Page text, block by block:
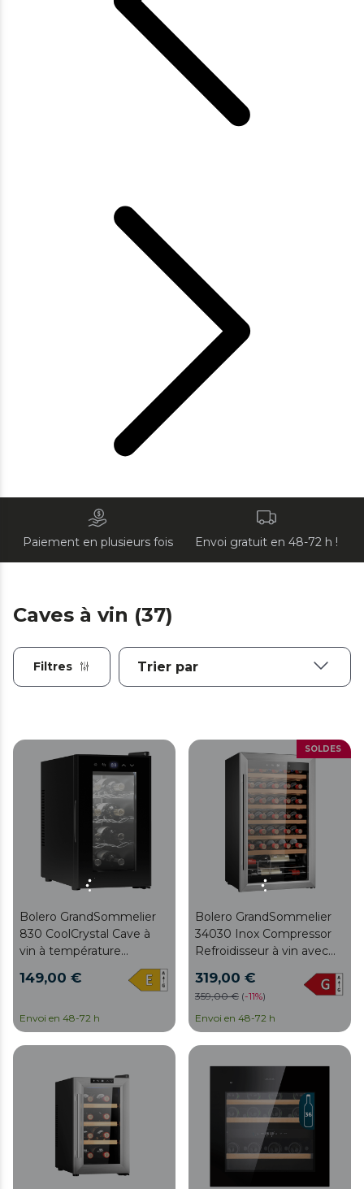
Paiement en plusieurs fois Envoi gratuit en 48-72 h !
Caves à vin (37)
Filtres
Bolero GrandSommelier
830 CoolCrystal Cave à
vin à température
contrôlée de 8 bouteilles
avec système de
thermoélectrique pour de
hautes performances.
149,00 €
Envoi en 48-72 h
SOLDES
Bolero GrandSommelier
34030 Inox Compressor
Refroidisseur à vin avec
bouteilles et un système
de refroidissement à
compresseur pour de
hautes performances.
éclairage intérieur LED.
319,00 €
359,00 € (-11%)
Envoi en 48-72 h